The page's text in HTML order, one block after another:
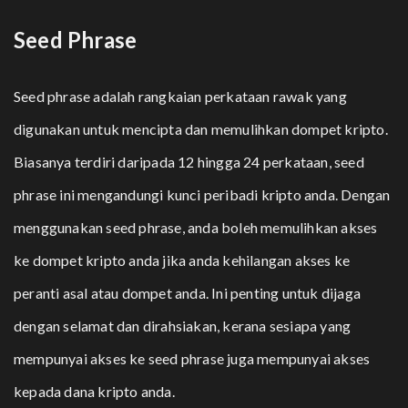
Seed Phrase
Seed phraseadalah rangkaian perkataan rawak yang
digunakan untuk mencipta dan memulihkan dompet kripto.
Biasanya terdiri daripada 12 hingga 24 perkataan, seed
phrase ini mengandungi kunci peribadi kripto anda. Dengan
menggunakan seed phrase, anda boleh memulihkan akses
ke dompet kripto anda jika anda kehilangan akses ke
peranti asal atau dompet anda. Ini penting untuk dijaga
dengan selamat dan dirahsiakan, kerana sesiapa yang
mempunyai akses ke seed phrase juga mempunyai akses
kepada dana kripto anda.